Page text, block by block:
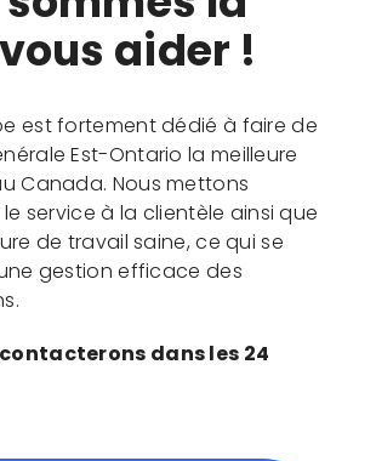
aider !
est fortement dédié à faire de
Est-Ontario la meilleure
Canada. Nous mettons
le service à la clientèle ainsi que
de travail saine, ce qui se
gestion efficace des
dans les 24